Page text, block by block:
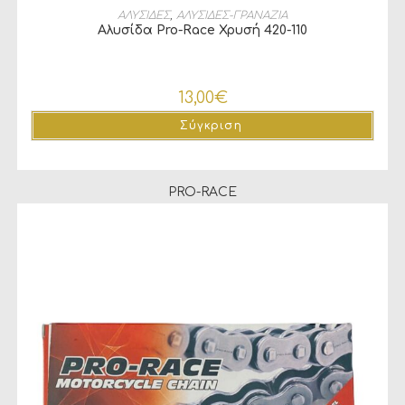
ΠΡΟΣΘΉΚΗ ΣΤΟ ΚΑΛΆΘΙ
ΑΛΥΣΙΔΕΣ, ΑΛΥΣΙΔΕΣ-ΓΡΑΝΑΖΙΑ
Αλυσίδα Pro-Race Χρυσή 420-110
13,00€
Σύγκριση
PRO-RACE